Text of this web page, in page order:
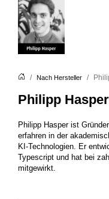
Nach Hersteller
Philipp Hasper
Philipp Hasper ist
erfahren in der
KI-Technologien. Er
Typescript und hat bei
mitgewirkt.